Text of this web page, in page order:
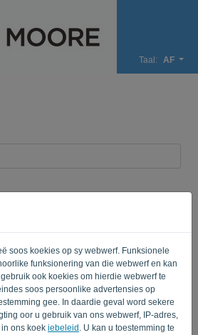
soos koekies op sy webwerf. Funksionele
funksionering van die webwerf en kan
ook koekies om hierdie webwerf te
soos persoonlike advertensies op
gee. In daardie geval word sekere
oor u gebruik van ons webwerf, IP-adres,
ons koek iebeleid . U kan u toestemming te
Taal: AF
TEKEN IN